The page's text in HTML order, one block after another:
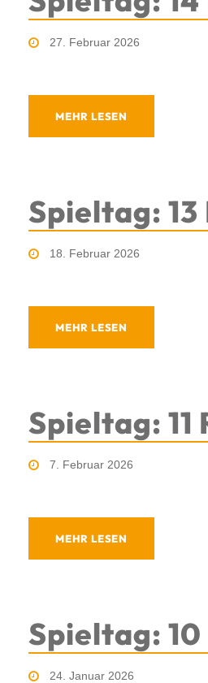
27. Februar 2026
MEHR LESEN
Spieltag: 13
18. Februar 2026
MEHR LESEN
Spieltag: 11
7. Februar 2026
MEHR LESEN
Spieltag: 10
24. Januar 2026